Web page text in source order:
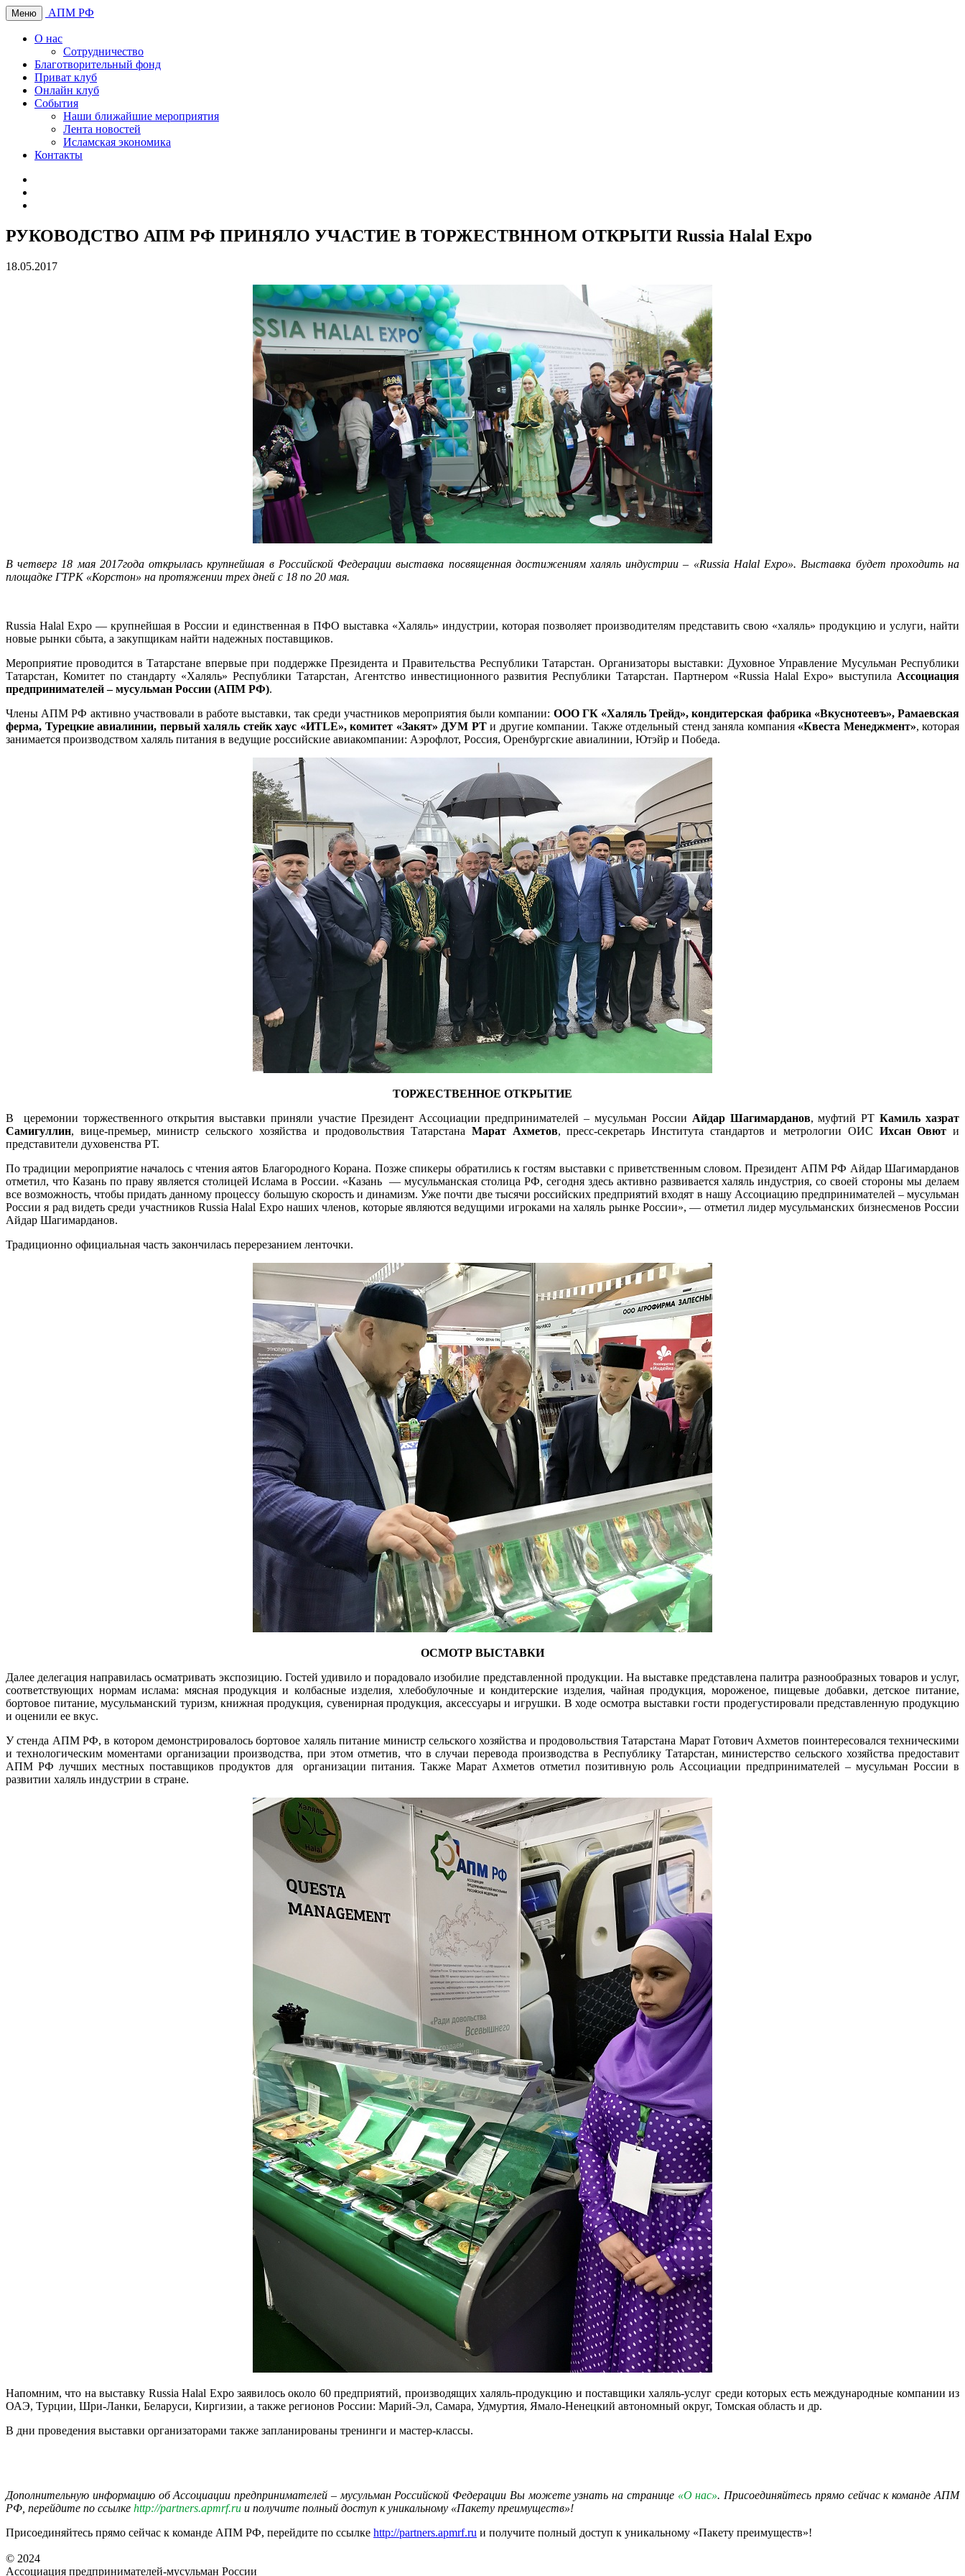
Меню АПМ РФ
О нас
Сотрудничество
Благотворительный фонд
Приват клуб
Онлайн клуб
События
Наши ближайшие мероприятия
Лента новостей
Исламская экономика
Контакты
РУКОВОДСТВО АПМ РФ ПРИНЯЛО УЧАСТИЕ В ТОРЖЕСТВННОМ ОТКРЫТИ Russia Halal Expo
18.05.2017
В четверг 18 мая 2017года открылась крупнейшая в Российской Федерации выставка посвященная достижениям халяль индустрии – «Russia Halal Expo». Выставка будет проходить на
площадке ГТРК «Корстон» на протяжении трех дней с 18 по 20 мая.
Russia Halal Expo — крупнейшая в России и единственная в ПФО выставка «Халяль» индустрии, которая позволяет производителям представить свою «халяль» продукцию и услуги, найти
новые рынки сбыта, а закупщикам найти надежных поставщиков.
Мероприятие проводится в Татарстане впервые при поддержке Президента и Правительства Республики Татарстан. Организаторы выставки: Духовное Управление Мусульман Республики
Татарстан, Комитет по стандарту «Халяль» Республики Татарстан, Агентство инвестиционного развития Республики Татарстан. Партнером «Russia Halal Expo» выступила Ассоциация
предпринимателей – мусульман России (АПМ РФ).
Члены АПМ РФ активно участвовали в работе выставки, так среди участников мероприятия были компании: ООО ГК «Халяль Трейд», кондитерская фабрика «Вкуснотеевъ», Рамаевская
ферма, Турецкие авиалинии, первый халяль стейк хаус «ИТLE», комитет «Закят» ДУМ РТи другие компании. Также отдельный стенд заняла компания «Квеста Менеджмент», которая
занимается производством халяль питания в ведущие российские авиакомпании: Аэрофлот, Россия, Оренбургские авиалинии, Ютэйр и Победа.
ТОРЖЕСТВЕННОЕ ОТКРЫТИЕ
В церемонии торжественного открытия выставки приняли участие Президент Ассоциации предпринимателей – мусульман России Айдар Шагимарданов, муфтий РТКамиль хазрат
Самигуллин, вице-премьер, министр сельского хозяйства и продовольствия Татарстана Марат Ахметов, пресс-секретарь Института стандартов и метрологии ОИС Ихсан Овют и
представители духовенства РТ.
По традиции мероприятие началось с чтения аятов Благородного Корана. Позже спикеры обратились к гостям выставки с приветственным словом. Президент АПМ РФ Айдар Шагимарданов
отметил, что Казань по праву является столицей Ислама в России. «Казань — мусульманская столица РФ, сегодня здесь активно развивается халяль индустрия, со своей стороны мы делаем
все возможность, чтобы придать данному процессу большую скорость и динамизм. Уже почти две тысячи российских предприятий входят в нашу Ассоциацию предпринимателей – мусульман
России я рад видеть среди участников Russia Halal Expo наших членов, которые являются ведущими игроками на халяль рынке России», — отметил лидер мусульманских бизнесменов России
Айдар Шагимарданов.
Традиционно официальная часть закончилась перерезанием ленточки.
ОСМОТР ВЫСТАВКИ
Далее делегация направилась осматривать экспозицию. Гостей удивило и порадовало изобилие представленной продукции. На выставке представлена палитра разнообразных товаров и услуг,
соответствующих нормам ислама: мясная продукция и колбасные изделия, хлебобулочные и кондитерские изделия, чайная продукция, мороженое, пищевые добавки, детское питание,
бортовое питание, мусульманский туризм, книжная продукция, сувенирная продукция, аксессуары и игрушки. В ходе осмотра выставки гости продегустировали представленную продукцию
и оценили ее вкус.
У стенда АПМ РФ, в котором демонстрировалось бортовое халяль питание министр сельского хозяйства и продовольствия Татарстана Марат Готович Ахметов поинтересовался техническими
и технологическим моментами организации производства, при этом отметив, что в случаи перевода производства в Республику Татарстан, министерство сельского хозяйства предоставит
АПМ РФ лучших местных поставщиков продуктов для организации питания. Также Марат Ахметов отметил позитивную роль Ассоциации предпринимателей – мусульман России в
развитии халяль индустрии в стране.
Напомним, что на выставку Russia Halal Expo заявилось около 60 предприятий, производящих халяль-продукцию и поставщики халяль-услуг среди которых есть международные компании из
ОАЭ, Турции, Шри-Ланки, Беларуси, Киргизии, а также регионов России: Марий-Эл, Самара, Удмуртия, Ямало-Ненецкий автономный округ, Томская область и др.
В дни проведения выставки организаторами также запланированы тренинги и мастер-классы.
Дополнительную информацию об Ассоциации предпринимателей – мусульман Российской Федерации Вы можете узнать на странице «О нас». Присоединяйтесь прямо сейчас к команде АПМ
РФ, перейдите по ссылке http://partners.apmrf.ru и получите полный доступ к уникальному «Пакету преимуществ»!
Присоединяйтесь прямо сейчас к команде АПМ РФ, перейдите по ссылке http://partners.apmrf.ru и получите полный доступ к уникальному «Пакету преимуществ»!
© 2024
Ассоциация предпринимателей-мусульман России